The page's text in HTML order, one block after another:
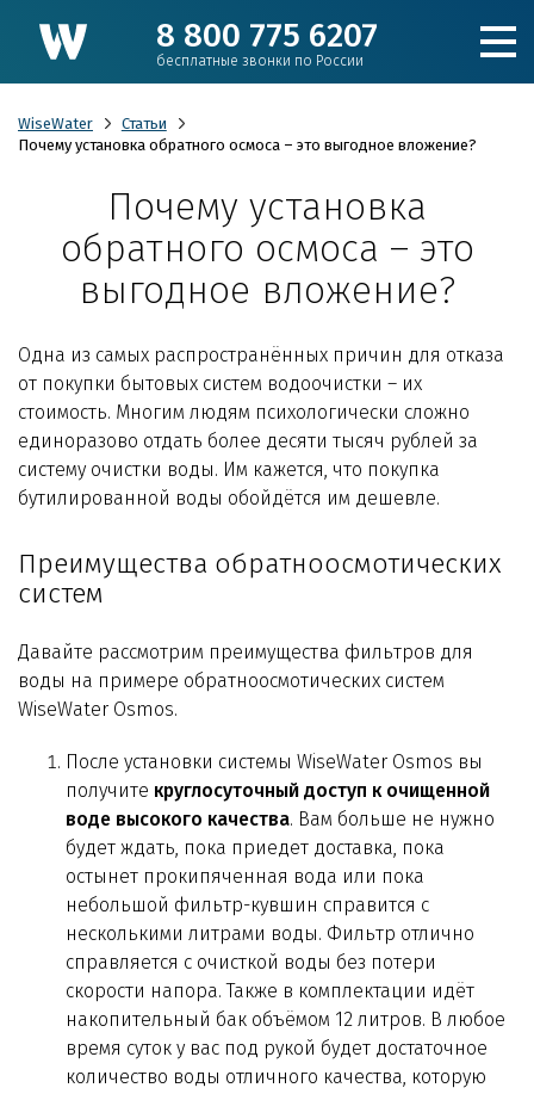
8 800 775 6207
бесплатные звонки по России
Подобрать фильтр
Каталог
Для коттеджа
Кулеры и пурифайеры
Для производства и ЖКХ
Контакты
WiseWater
Статьи
Почему установка обратного осмоса – это выгодное вложение?
Почему установка
обратного осмоса – это
выгодное вложение?
Одна из самых распространённых причин для отказа
от покупки бытовых систем водоочистки – их
стоимость. Многим людям психологически сложно
единоразово отдать более десяти тысяч рублей за
систему очистки воды. Им кажется, что покупка
бутилированной воды обойдётся им дешевле.
Преимущества обратноосмотических
систем
Давайте рассмотрим преимущества фильтров для
воды на примере обратноосмотических систем
WiseWater Osmos.
После установки системы WiseWater Osmos вы
получите круглосуточный доступ к очищенной
воде высокого качества. Вам больше не нужно
будет ждать, пока приедет доставка, пока
остынет прокипяченная вода или пока
небольшой фильтр-кувшин справится с
несколькими литрами воды. Фильтр отлично
справляется с очисткой воды без потери
скорости напора. Также в комплектации идёт
накопительный бак объёмом 12 литров. В любое
время суток у вас под рукой будет достаточное
количество воды отличного качества, которую